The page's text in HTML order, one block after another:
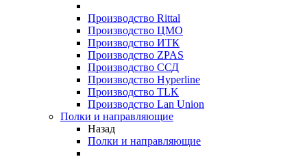
Производство Rittal
Производство ЦМО
Производство ИТК
Производство ZPAS
Производство ССД
Производство Hyperline
Производство TLK
Производство Lan Union
Полки и направляющие
Назад
Полки и направляющие